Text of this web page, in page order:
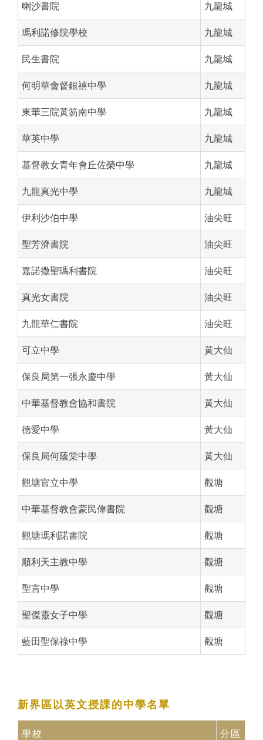
喇沙書院 九龍城
瑪利諾修院學校 九龍城
民生書院 九龍城
何明華會督銀禧中學 九龍城
東華三院黃笏南中學 九龍城
華英中學 九龍城
基督教女青年會丘佐榮中學 九龍城
九龍真光中學 九龍城
伊利沙伯中學 油尖旺
聖芳濟書院 油尖旺
嘉諾撒聖瑪利書院 油尖旺
真光女書院 油尖旺
九龍華仁書院 油尖旺
可立中學 黃大仙
保良局第一張永慶中學 黃大仙
中華基督教會協和書院 黃大仙
德愛中學 黃大仙
保良局何蔭棠中學 黃大仙
觀塘官立中學 觀塘
中華基督教會蒙民偉書院 觀塘
觀塘瑪利諾書院 觀塘
順利天主教中學 觀塘
聖言中學 觀塘
聖傑靈女子中學 觀塘
藍田聖保祿中學 觀塘
新界區 以英文授課的中學名單
學校 分區